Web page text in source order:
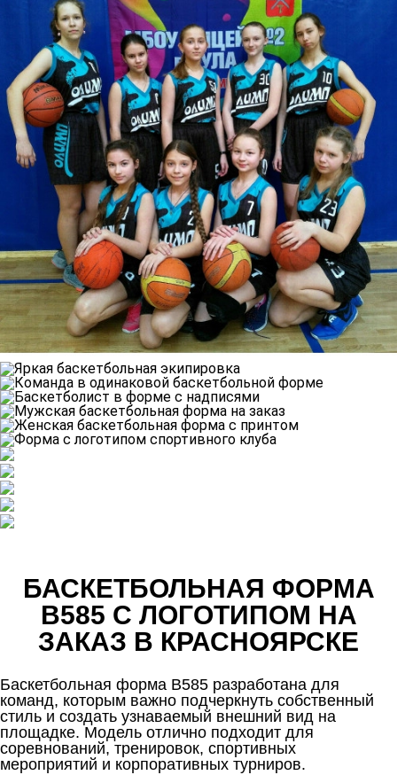
БАСКЕТБОЛЬНАЯ ФОРМА
B585 С ЛОГОТИПОМ НА
ЗАКАЗ В КРАСНОЯРСКЕ
Баскетбольная форма B585 разработана для
команд, которым важно подчеркнуть собственный
стиль и создать узнаваемый внешний вид на
площадке. Модель отлично подходит для
соревнований, тренировок, спортивных
мероприятий и корпоративных турниров.